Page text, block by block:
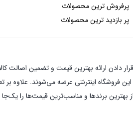
پرفروش ترین محصولات
پر بازدید ترین محصولات
های کاری خود موفق به همکاری با برندهای بسیاری شد و در حال حاضر محصولات
برندها و مناسب‌ترین قیمت‌ها را